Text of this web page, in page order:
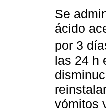
Se
ácido
por 3
las 24 h
vómitos